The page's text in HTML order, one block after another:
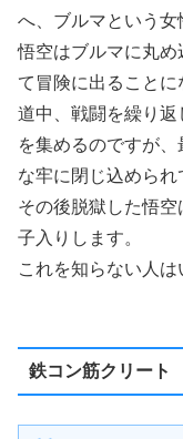
へ、ブルマという女
悟空はブルマに丸
て冒険に出ることに
道中、戦闘を繰り
を集めるのですが
な牢に閉じ込められ
その後脱獄した悟
子入りします。
これを知らない人は
鉄コン筋クリート